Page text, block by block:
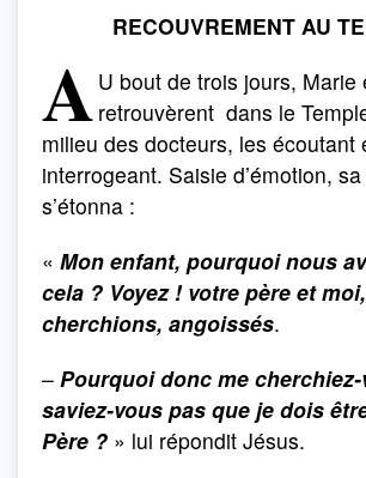
RECOUVREMENT AU
A U bout de trois jours, Marie
retrouvèrent dans le
milieu des docteurs, les écoutant
interrogeant. Saisie d’émotion,
s’étonna :
« Mon enfant, pourquoi nous
cela ? Voyez ! votre père et
cherchions, angoissés.
– Pourquoi donc me
saviez-vous pas que je dois
Père ? » lui répondit Jésus.